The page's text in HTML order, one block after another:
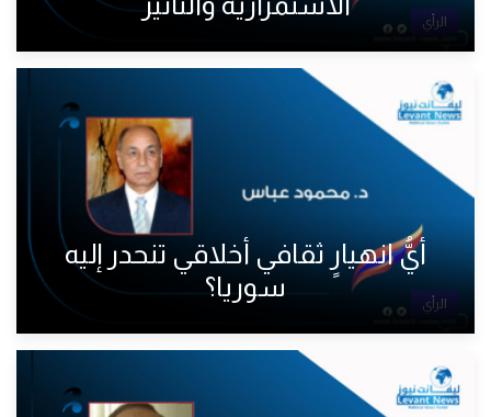
الرأي
الرأي
أيُّ انهيارٍ ثقافي أخلاقي تنحدر إليه
سوريا؟